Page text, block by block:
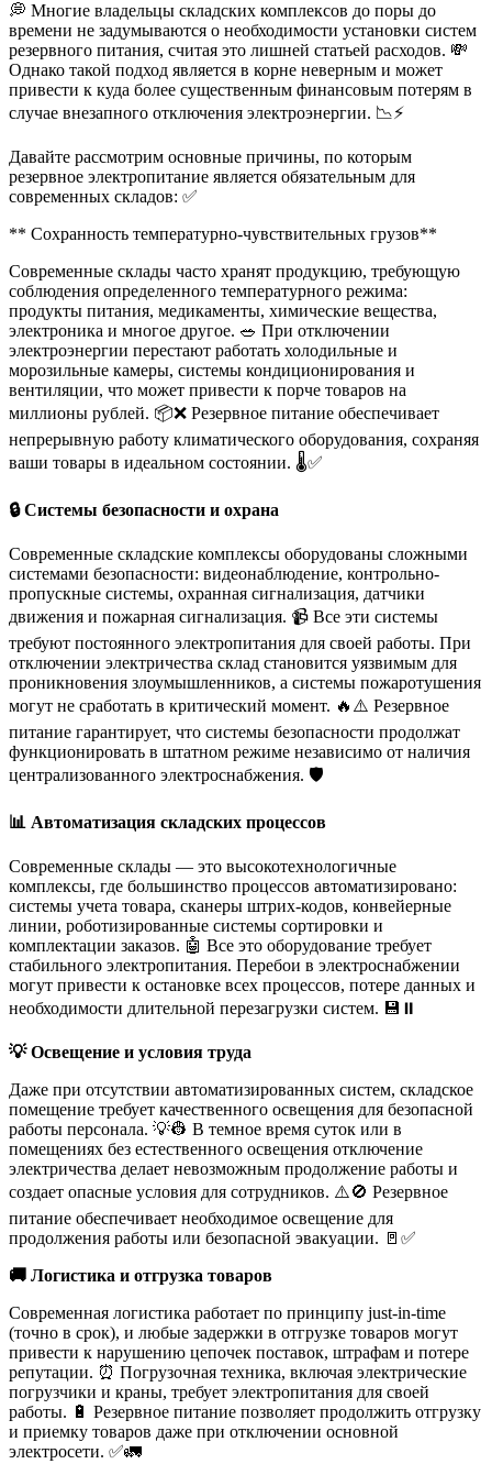
💭 Многие владельцы складских комплексов до поры до
времени не задумываются о необходимости установки систем
резервного питания, считая это лишней статьей расходов. 💸
Однако такой подход является в корне неверным и может
привести к куда более существенным финансовым потерям в
случае внезапного отключения электроэнергии. 📉⚡
Давайте рассмотрим основные причины, по которым
резервное электропитание является обязательным для
современных складов: ✅
** Сохранность температурно-чувствительных грузов**
Современные склады часто хранят продукцию, требующую
соблюдения определенного температурного режима:
продукты питания, медикаменты, химические вещества,
электроника и многое другое. 🥗 При отключении
электроэнергии перестают работать холодильные и
морозильные камеры, системы кондиционирования и
вентиляции, что может привести к порче товаров на
миллионы рублей. 📦❌ Резервное питание обеспечивает
непрерывную работу климатического оборудования, сохраняя
ваши товары в идеальном состоянии. 🌡️✅
🔒 Системы безопасности и охрана
Современные складские комплексы оборудованы сложными
системами безопасности: видеонаблюдение, контрольно-
пропускные системы, охранная сигнализация, датчики
движения и пожарная сигнализация. 📹 Все эти системы
требуют постоянного электропитания для своей работы. При
отключении электричества склад становится уязвимым для
проникновения злоумышленников, а системы пожаротушения
могут не сработать в критический момент. 🔥⚠️ Резервное
питание гарантирует, что системы безопасности продолжат
функционировать в штатном режиме независимо от наличия
централизованного электроснабжения. 🛡️
📊 Автоматизация складских процессов
Современные склады — это высокотехнологичные
комплексы, где большинство процессов автоматизировано:
системы учета товара, сканеры штрих-кодов, конвейерные
линии, роботизированные системы сортировки и
комплектации заказов. 🤖 Все это оборудование требует
стабильного электропитания. Перебои в электроснабжении
могут привести к остановке всех процессов, потере данных и
необходимости длительной перезагрузки систем. 💾⏸️
💡 Освещение и условия труда
Даже при отсутствии автоматизированных систем, складское
помещение требует качественного освещения для безопасной
работы персонала. 💡👷 В темное время суток или в
помещениях без естественного освещения отключение
электричества делает невозможным продолжение работы и
создает опасные условия для сотрудников. ⚠️🚫 Резервное
питание обеспечивает необходимое освещение для
продолжения работы или безопасной эвакуации. 🚪✅
🚚 Логистика и отгрузка товаров
Современная логистика работает по принципу just-in-time
(точно в срок), и любые задержки в отгрузке товаров могут
привести к нарушению цепочек поставок, штрафам и потере
репутации. ⏰ Погрузочная техника, включая электрические
погрузчики и краны, требует электропитания для своей
работы. 🔋️ Резервное питание позволяет продолжить отгрузку
и приемку товаров даже при отключении основной
электросети. ✅🚛